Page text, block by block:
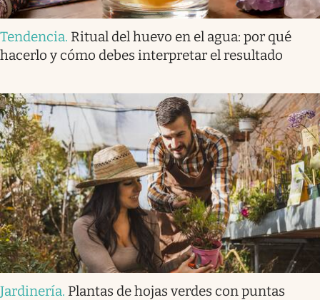
Tendencia. Ritual del huevo en el agua: por qué
hacerlo y cómo debes interpretar el resultado
Jardinería. Plantas de hojas verdes con puntas